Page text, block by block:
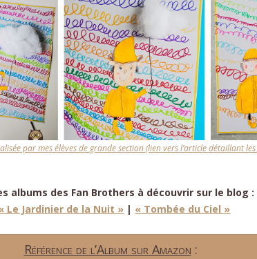
par mes élèves de grande section (lien vers l’article détaillant
albums des Fan Brothers à découvrir sur le blog :
Le Jardinier de la Nuit » | « Tombée du Ciel »
Référence de l’Album sur Amazon :